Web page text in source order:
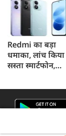
Redmi का बड़ा
धमाका, लांच किया
सस्ता स्मार्टफोन,